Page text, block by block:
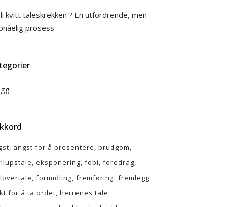
kvitt taleskrekken ? En utfordrende, men
prosess
angst for å presentere brudgom
eksponering fobi foredrag
formidling fremføring fremlegg
for å ta ordet herrenes tale